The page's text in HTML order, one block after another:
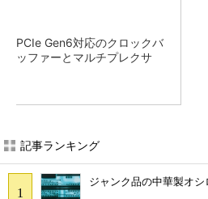
PCIe Gen6対応のクロックバ
ッファーとマルチプレクサ
記事ランキング
ジャンク品の中華製オシ